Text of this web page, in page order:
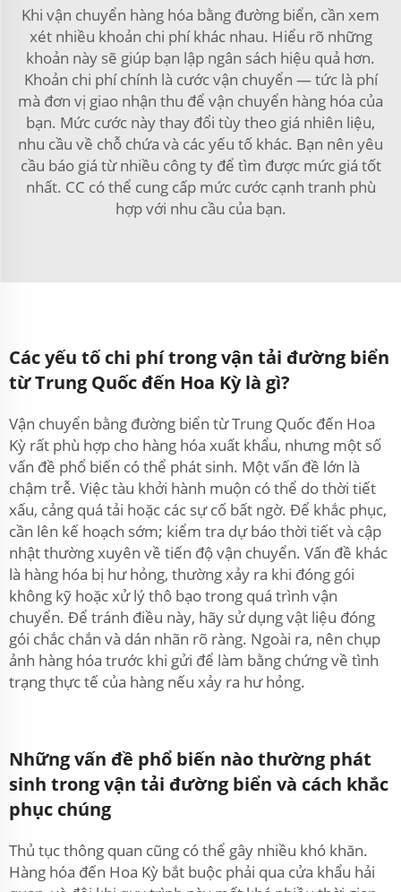
Khi vận chuyển hàng hóa bằng đường biển, cần xem
xét nhiều khoản chi phí khác nhau. Hiểu rõ những
khoản này sẽ giúp bạn lập ngân sách hiệu quả hơn.
Khoản chi phí chính là cước vận chuyển — tức là phí
mà đơn vị giao nhận thu để vận chuyển hàng hóa của
bạn. Mức cước này thay đổi tùy theo giá nhiên liệu,
nhu cầu về chỗ chứa và các yếu tố khác. Bạn nên yêu
cầu báo giá từ nhiều công ty để tìm được mức giá tốt
nhất. CC có thể cung cấp mức cước cạnh tranh phù
hợp với nhu cầu của bạn.
Các yếu tố chi phí trong vận tải đường biển
từ Trung Quốc đến Hoa Kỳ là gì?
Vận chuyển bằng đường biển từ Trung Quốc đến Hoa
Kỳ rất phù hợp cho hàng hóa xuất khẩu, nhưng một số
vấn đề phổ biến có thể phát sinh. Một vấn đề lớn là
chậm trễ. Việc tàu khởi hành muộn có thể do thời tiết
xấu, cảng quá tải hoặc các sự cố bất ngờ. Để khắc phục,
cần lên kế hoạch sớm; kiểm tra dự báo thời tiết và cập
nhật thường xuyên về tiến độ vận chuyển. Vấn đề khác
là hàng hóa bị hư hỏng, thường xảy ra khi đóng gói
không kỹ hoặc xử lý thô bạo trong quá trình vận
chuyển. Để tránh điều này, hãy sử dụng vật liệu đóng
gói chắc chắn và dán nhãn rõ ràng. Ngoài ra, nên chụp
ảnh hàng hóa trước khi gửi để làm bằng chứng về tình
trạng thực tế của hàng nếu xảy ra hư hỏng.
Những vấn đề phổ biến nào thường phát
sinh trong vận tải đường biển và cách khắc
phục chúng
Thủ tục thông quan cũng có thể gây nhiều khó khăn.
Hàng hóa đến Hoa Kỳ bắt buộc phải qua cửa khẩu hải